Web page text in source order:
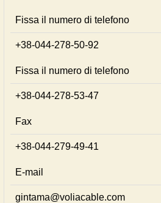
Fissa il numero di telefono
+38-044-278-50-92
Fissa il numero di telefono
+38-044-278-53-47
Fax
+38-044-279-49-41
E-mail
gintama@voliacable.com